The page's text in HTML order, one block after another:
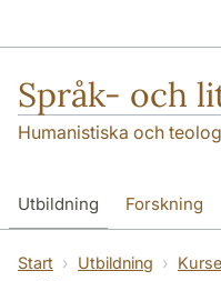
Språk- och
Humanistiska och
Utbildning Forskning
SOL-husen Kontakt
Start Utbildning